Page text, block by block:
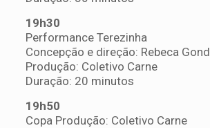
19h30
Performance Terezinha
Concepção e direção: Rebeca
Produção: Coletivo Carne
Duração: 20 minutos
19h50
Copa Produção: Coletivo Carne